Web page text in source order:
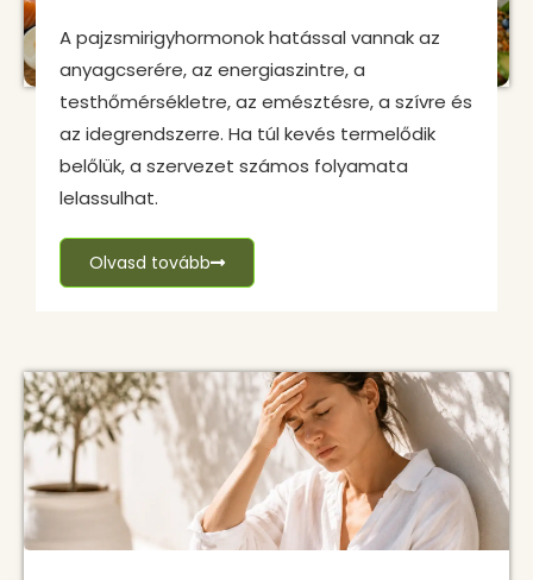
A pajzsmirigyhormonok hatással vannak az
anyagcserére, az energiaszintre, a
testhőmérsékletre, az emésztésre, a szívre és
az idegrendszerre. Ha túl kevés termelődik
belőlük, a szervezet számos folyamata
lelassulhat.
Olvasd tovább